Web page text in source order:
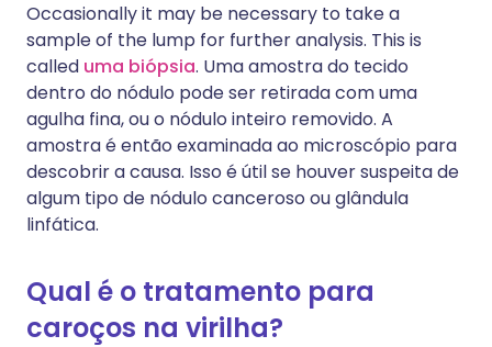
Occasionally it may be necessary to take a
sample of the lump for further analysis. This is
called uma biópsia. Uma amostra do tecido
dentro do nódulo pode ser retirada com uma
agulha fina, ou o nódulo inteiro removido. A
amostra é então examinada ao microscópio para
descobrir a causa. Isso é útil se houver suspeita de
algum tipo de nódulo canceroso ou glândula
linfática.
Qual é o tratamento para
caroços na virilha?